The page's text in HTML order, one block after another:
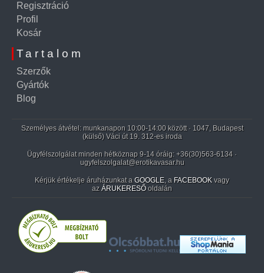
Regisztráció
Profil
Kosár
Tartalom
Szerzők
Gyártók
Blog
Személyes átvétel: munkanapon 10:00-14:00 között · 1047, Budapest
(külső) Váci út 19. 312-es iroda
Ügyfélszolgálat minden hétköznap 9-14 óráig: +36(30)563-6134 ·
ugyfelszolgalat@erotikavasar.hu
Kérjük értékelje áruházunkat a GOOGLE, a FACEBOOK vagy
az ÁRUKERESŐ oldalán